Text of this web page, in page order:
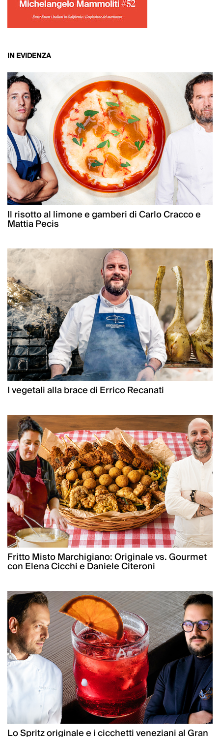
IN EVIDENZA
Il risotto al limone e gamberi di Carlo Cracco e
Mattia Pecis
I vegetali alla brace di Errico Recanati
Fritto Misto Marchigiano: Originale vs. Gourmet
con Elena Cicchi e Daniele Citeroni
Lo Spritz originale e i cicchetti veneziani al Gran